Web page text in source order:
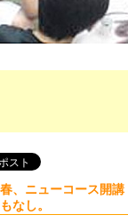
、ニューコース開
なし。